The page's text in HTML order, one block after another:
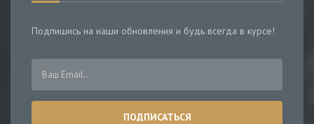
Подпишись на наши обновления и будь всегда в курсе!